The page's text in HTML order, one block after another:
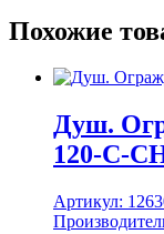
Похожие
Душ.
120-C-
Артикул: